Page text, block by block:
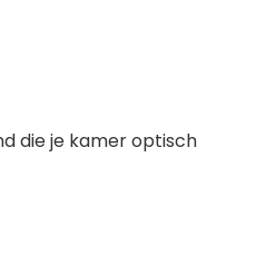
die je kamer optisch